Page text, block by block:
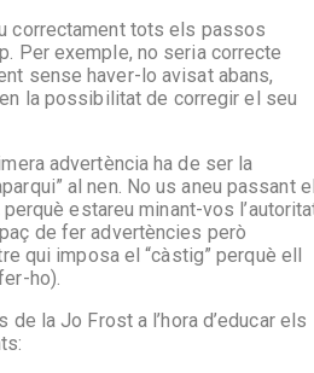
correctament tots els passos
Per exemple, no seria correcte
sense haver-lo avisat abans,
la possibilitat de corregir el seu
advertència ha de ser la
al nen. No us aneu passant
perquè estareu minant-vos
de fer advertències però
qui imposa el “càstig” perquè ell
ho).
la Jo Frost a l’hora d’educar els